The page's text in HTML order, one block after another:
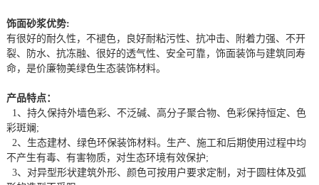
饰面砂浆优势:
有很好的耐久性，不褪色，良好耐粘污性、抗冲击、附着力强、不开
裂、防水、抗冻融、很好的透气性、安全可靠，饰面装饰与建筑同寿
命，是价廉物美绿色生态装饰材料。
产品特点：
1、持久保持外墙色彩、不泛碱、高分子聚合物、色彩保持恒定、色
彩斑斓;
2、生态建材、绿色环保装饰材料。生产、施工和后期使用过程中均
不产生有毒、有害物质，对生态环境有效保护;
3、对异型形状建筑外形、颜色可按用户要求定制，对于圆柱体及弧